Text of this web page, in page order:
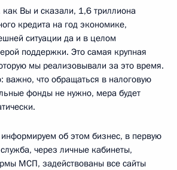
как Вы и сказали, 1,6 триллиона
кредита на год экономике,
ситуации да и в целом
поддержки. Это самая крупная
мы реализовывали за это время.
важно, что обращаться в налоговую
фонды не нужно, мера будет
об этом бизнес, в первую
через личные кабинеты,
МСП, задействованы все сайты